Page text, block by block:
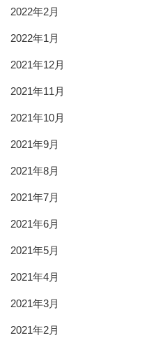
2022年2月
2022年1月
2021年12月
2021年11月
2021年10月
2021年9月
2021年8月
2021年7月
2021年6月
2021年5月
2021年4月
2021年3月
2021年2月